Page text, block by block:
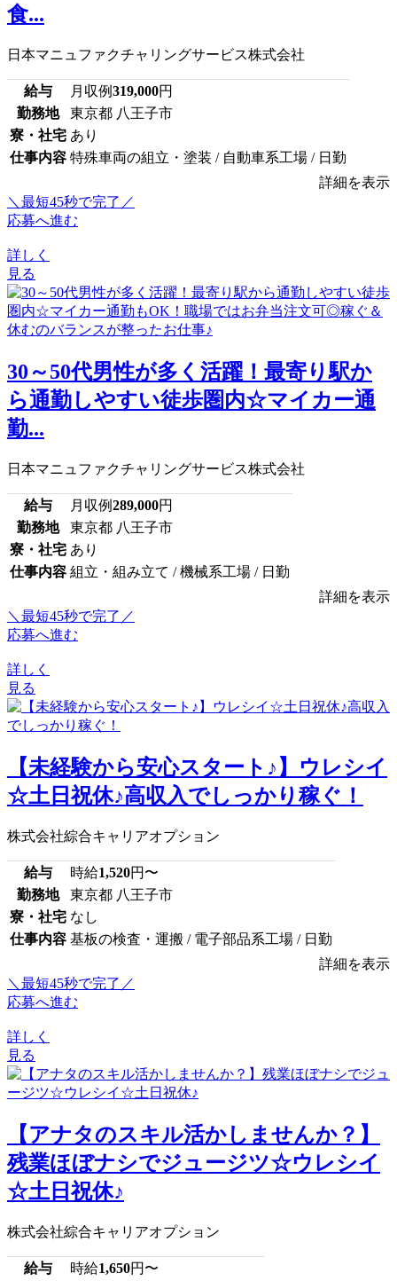
食...
日本マニュファクチャリングサービス株式会社
給与 月収例319,000円
勤務地
東京都 八王子市
寮・社宅 あり
仕事内容 特殊車両の組立・塗装 / 自動車系工場 / 日勤
詳細を表示
＼最短45秒で完了／
応募へ進む
詳しく
見る
30～50代男性が多く活躍！最寄り駅か
ら通勤しやすい徒歩圏内☆マイカー通
勤...
日本マニュファクチャリングサービス株式会社
給与 月収例289,000円
勤務地
東京都 八王子市
寮・社宅 あり
仕事内容 組立・組み立て / 機械系工場 / 日勤
詳細を表示
＼最短45秒で完了／
応募へ進む
詳しく
見る
【未経験から安心スタート♪】ウレシイ
☆土日祝休♪高収入でしっかり稼ぐ！
株式会社綜合キャリアオプション
給与 時給1,520円〜
勤務地
東京都 八王子市
寮・社宅 なし
仕事内容 基板の検査・運搬 / 電子部品系工場 / 日勤
詳細を表示
＼最短45秒で完了／
応募へ進む
詳しく
見る
【アナタのスキル活かしませんか？】
残業ほぼナシでジュージツ☆ウレシイ
☆土日祝休♪
株式会社綜合キャリアオプション
給与 時給1,650円〜